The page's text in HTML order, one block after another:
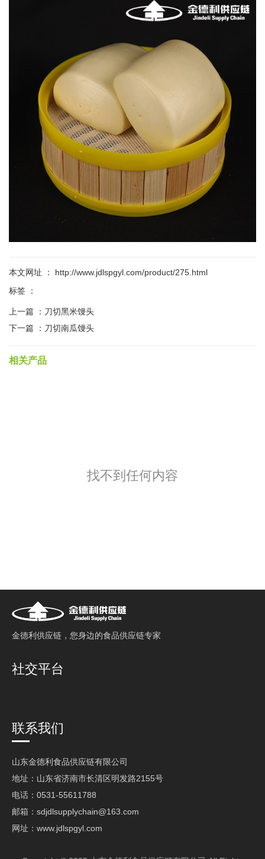
本文网址 ： http://www.jdlspgyl.com/product/275.html
标签 ：
上一篇 ： 刀切黑米馒头
下一篇 ： 刀切南瓜馒头
相关产品
找不到任何内容
⾦德利供应链，您⾝边的⻝品供应链专家
社交平台
联系我们
山东金德利食品供应链有限公司
地址：山东省济南市长清区明发路2155号
电话：0531-55611788
邮箱： sdjdlsupplychain@163.com
网址： www.jdlspgyl.com